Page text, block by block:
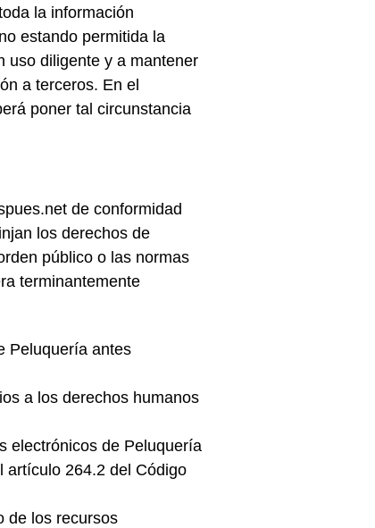
la información
estando permitida la
uso diligente y a mantener
a terceros. En el
poner tal circunstancia
de conformidad
los derechos de
público o las normas
terminantemente
Peluquería antes
a los derechos humanos
electrónicos de Peluquería
artículo 264.2 del Código
de los recursos